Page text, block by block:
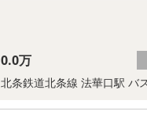
北条鉄道北条線 法華口駅 バ
0.0万